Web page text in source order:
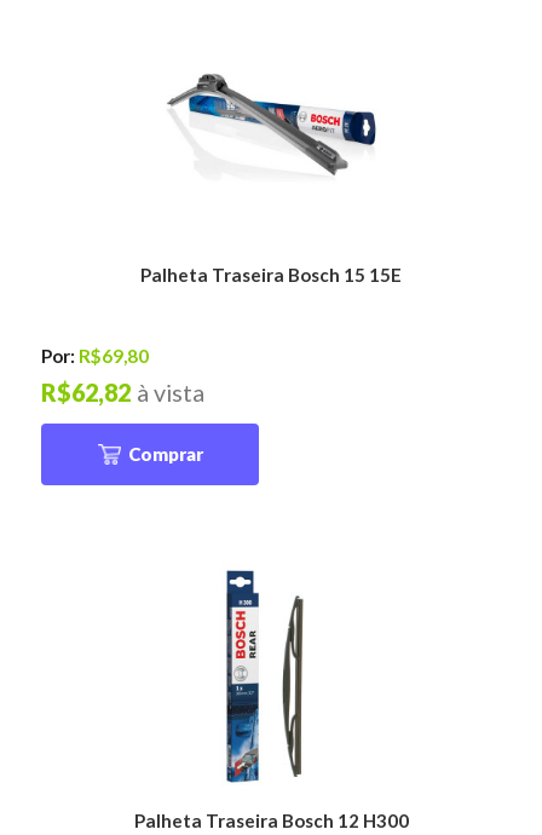
Palheta Traseira Bosch 15 15E
Por: R$69,80
à vista
R$62,82
Comprar
Palheta Traseira Bosch 12 H300